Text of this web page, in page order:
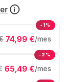
74,99 €/mes
-1%
65,49 €/mes
-2%